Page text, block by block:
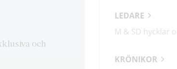
och
LEDARE
KRÖNIKOR